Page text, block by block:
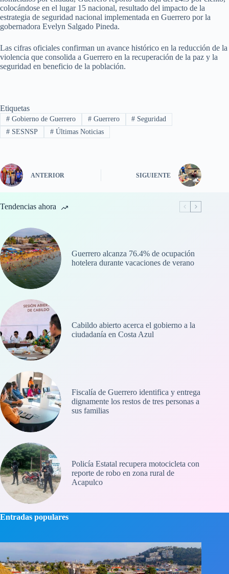
colocándose en el lugar 15 nacional, resultado del impacto de la
estrategia de seguridad nacional implementada en Guerrero por la
gobernadora Evelyn Salgado Pineda.
Las cifras oficiales confirman un avance histórico en la reducción de la
violencia que consolida a Guerrero en la recuperación de la paz y la
seguridad en beneficio de la población.
Etiquetas
#Gobierno de Guerrero #Guerrero # Seguridad
#SESNSP #Últimas Noticias
ANTERIOR SIGUIENTE
Tendencias ahora
Guerrero alcanza 76.4% de ocupación
hotelera durante vacaciones de verano
Cabildo abierto acerca el gobierno a la
ciudadanía en Costa Azul
Fiscalía de Guerrero identifica y entrega
dignamente los restos de tres personas a
sus familias
Policía Estatal recupera motocicleta con
reporte de robo en zona rural de
Acapulco
Entradas populares